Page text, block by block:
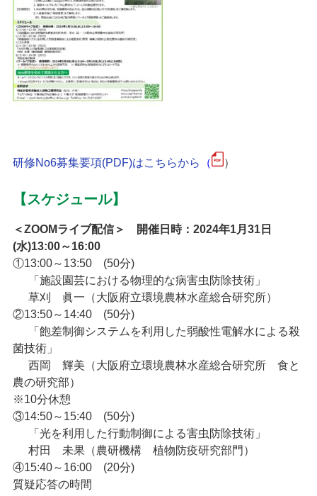
研修No6募集要項(PDF)はこちらから （ ）
【スケジュール】
＜ZOOMライブ配信＞ 開催日時：2024年1月31日
(水)13:00～16:00
①13:00～13:50 (50分)
「施設園芸における物理的な病害虫防除技術」
草刈 眞一（大阪府立環境農林水産総合研究所）
②13:50～14:40 (50分)
「飽差制御システムを利用した弱酸性電解水による殺
菌技術」
西岡 輝美（大阪府立環境農林水産総合研究所 食と
農の研究部）
※10分休憩
③14:50～15:40 (50分)
「光を利用した行動制御による害虫防除技術」
村田 未果（農研機構 植物防疫研究部門）
④15:40～16:00 (20分)
質疑応答の時間